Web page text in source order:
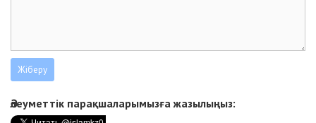
Әлеуметтік парақшаларымызға жазылыңыз: